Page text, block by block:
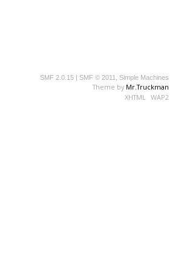
SMF 2.0.15 | SMF © 2011 Simple Machines
Theme by Mr.Truckman
XHTML WAP2